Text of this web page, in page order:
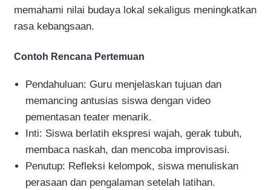
memahami nilai budaya lokal sekaligus meningkatkan
rasa kebangsaan.
Contoh Rencana Pertemuan
Pendahuluan: Guru menjelaskan tujuan dan
memancing antusias siswa dengan video
pementasan teater menarik.
Inti: Siswa berlatih ekspresi wajah, gerak tubuh,
membaca naskah, dan mencoba improvisasi.
Penutup: Refleksi kelompok, siswa menuliskan
perasaan dan pengalaman setelah latihan.